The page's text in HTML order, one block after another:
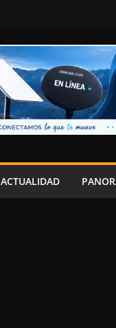
ACTUALIDAD